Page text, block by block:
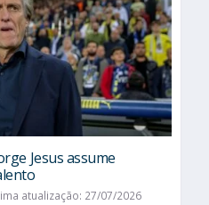
Jesus assume
atualização: 27/07/2026